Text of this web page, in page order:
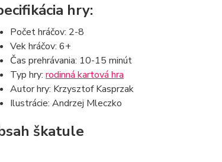
hry:
Počet hráčov: 2-8
Vek hráčov: 6+
Čas prehrávania: 10-15 minút
Typ hry: rodinná kartová hra
Autor hry: Krzysztof Kasprzak
Ilustrácie: Andrzej Mleczko
škatule